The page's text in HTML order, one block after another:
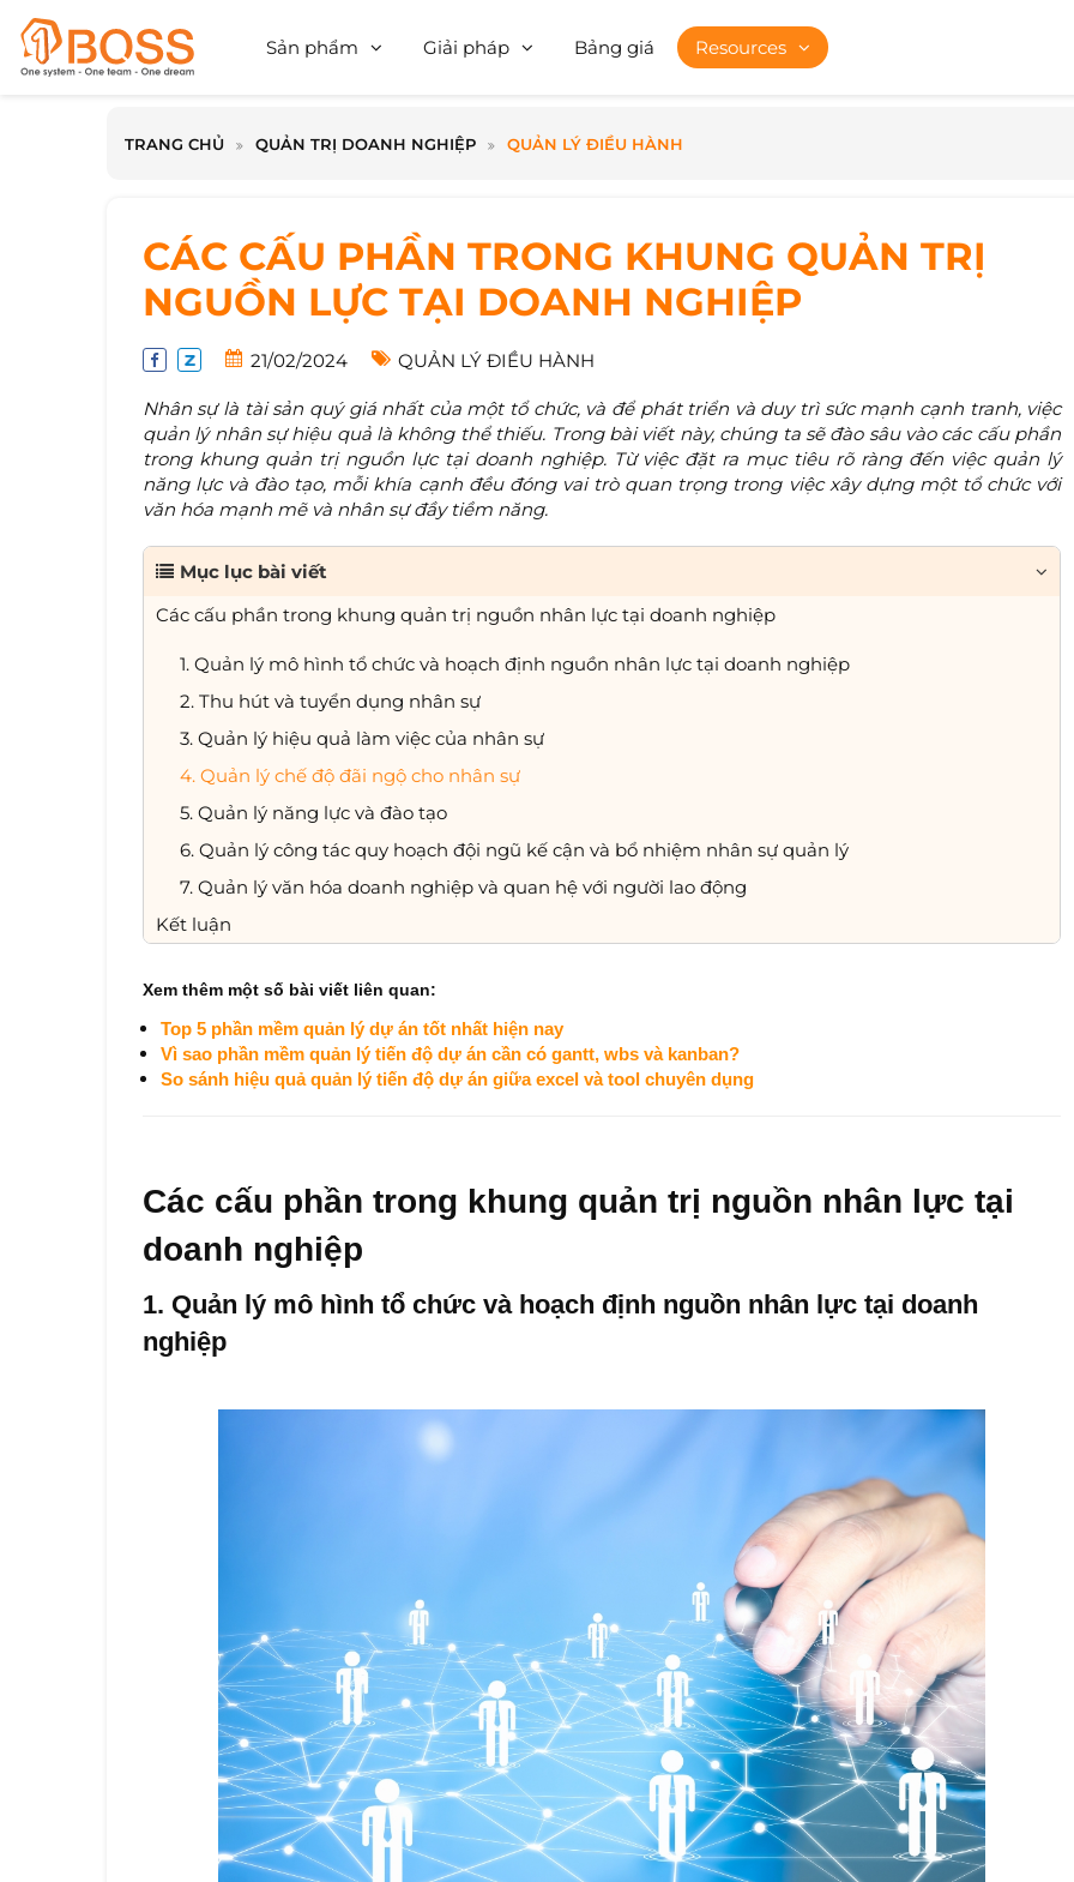
Sản phẩm Giải pháp Bảng giá Resources
TRANG CHỦ QUẢN TRỊ DOANH NGHIỆP QUẢN LÝ ĐIỀU HÀNH
CÁC CẤU PHẦN TRONG KHUNG QUẢN TRỊ
NGUỒN LỰC TẠI DOANH NGHIỆP
21/02/2024 QUẢN LÝ ĐIỀU HÀNH
Nhân sự là tài sản quý giá nhất của một tổ chức, và để phát triển và duy trì sức mạnh cạnh tranh, việc
quản lý nhân sự hiệu quả là không thể thiếu. Trong bài viết này, chúng ta sẽ đào sâu vào các cấu phần
trong khung quản trị nguồn lực tại doanh nghiệp. Từ việc đặt ra mục tiêu rõ ràng đến việc quản lý
năng lực và đào tạo, mỗi khía cạnh đều đóng vai trò quan trọng trong việc xây dựng một tổ chức với
văn hóa mạnh mẽ và nhân sự đầy tiềm năng.
Mục lục bài viết
Các cấu phần trong khung quản trị nguồn nhân lực tại doanh nghiệp
1. Quản lý mô hình tổ chức và hoạch định nguồn nhân lực tại doanh nghiệp
2. Thu hút và tuyển dụng nhân sự
3. Quản lý hiệu quả làm việc của nhân sự
4. Quản lý chế độ đãi ngộ cho nhân sự
5. Quản lý năng lực và đào tạo
6. Quản lý công tác quy hoạch đội ngũ kế cận và bổ nhiệm nhân sự quản lý
7. Quản lý văn hóa doanh nghiệp và quan hệ với người lao động
Kết luận
Xem thêm một số bài viết liên quan:
Top 5 phần mềm quản lý dự án tốt nhất hiện nay
Vì sao phần mềm quản lý tiến độ dự án cần có gantt, wbs và kanban?
So sánh hiệu quả quản lý tiến độ dự án giữa excel và tool chuyên dụng​
Các cấu phần trong khung quản trị nguồn nhân lực tại
doanh nghiệp
1. Quản lý mô hình tổ chức và hoạch định nguồn nhân lực tại doanh
nghiệp